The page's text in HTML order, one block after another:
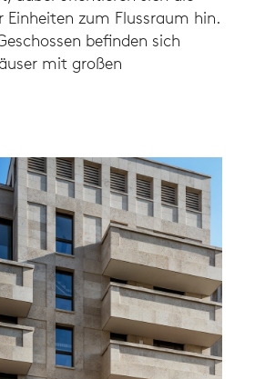
Einheiten zum Flussraum hin.
befinden sich
mit großen